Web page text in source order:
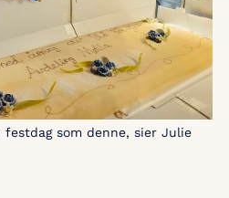
som denne, sier Julie